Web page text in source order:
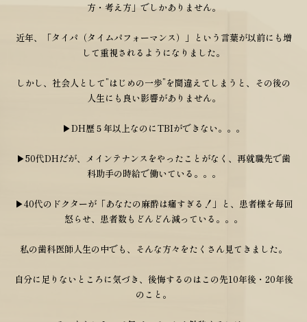
方・考え方」でしかありません。
近年、「タイパ（タイムパフォーマンス）」という言葉が以前にも増
して重視されるようになりました。
しかし、社会人として”はじめの一歩”を間違えてしまうと、その後の
人生にも良い影響がありません。
▶DH歴５年以上なのにTBIができない。。。
▶50代DHだが、メインテナンスをやったことがなく、再就職先で歯
科助手の時給で働いている。。。
▶40代のドクターが「あなたの麻酔は痛すぎる！」と、患者様を毎回
怒らせ、患者数もどんどん減っている。。。
私の歯科医師人生の中でも、そんな方々をたくさん見てきました。
自分に足りないところに気づき、後悔するのはこの先10年後・20年後
のこと。